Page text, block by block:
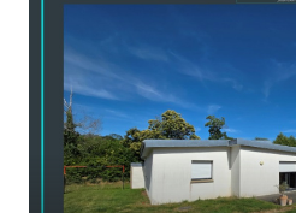
contact